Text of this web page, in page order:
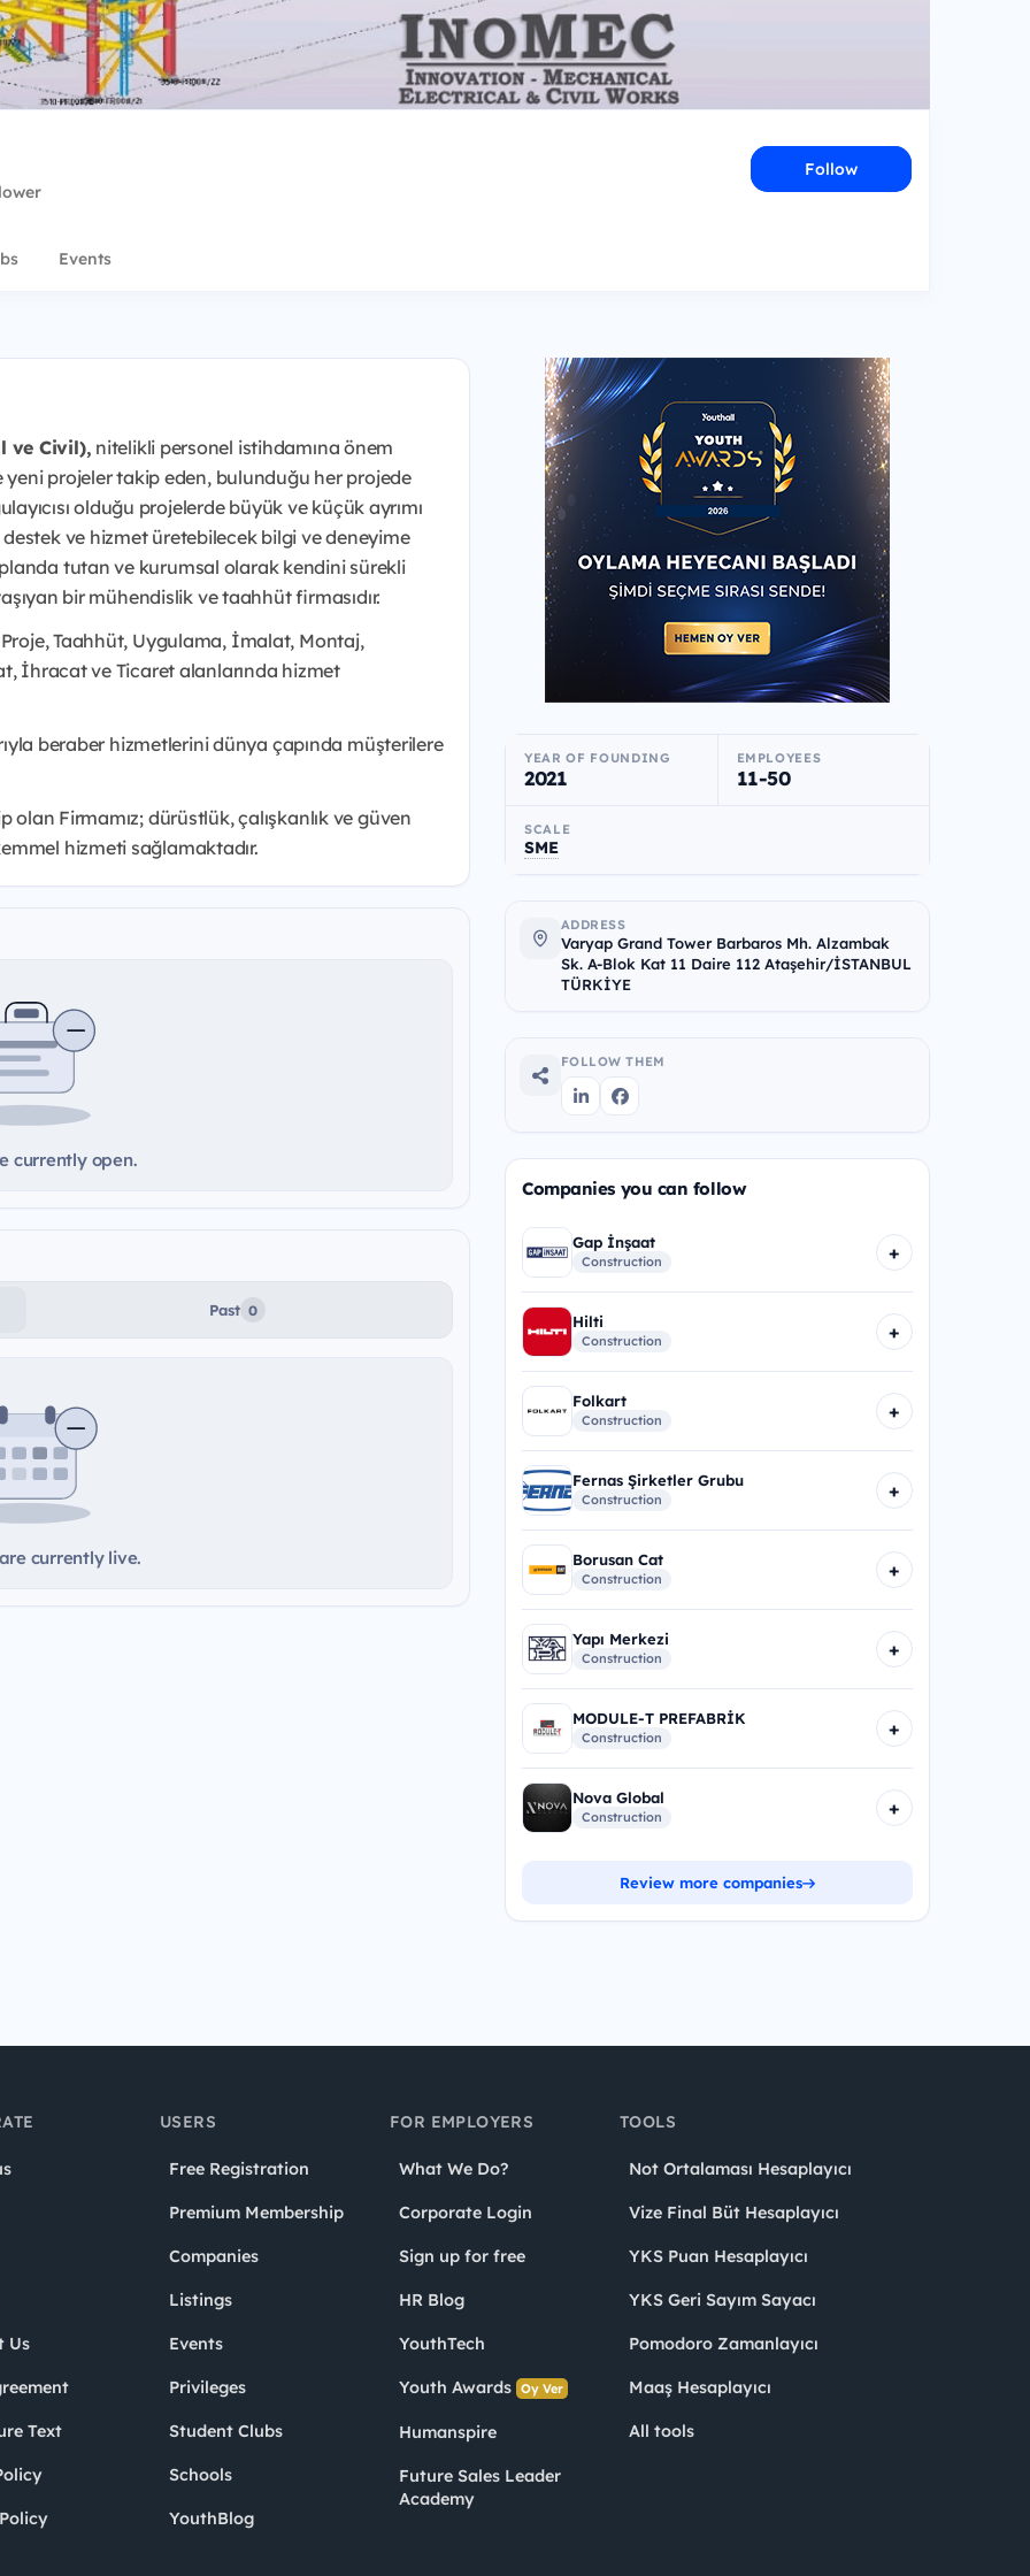
Follow
Events
ve Civil), nitelikli personel istihdamına önem
projeler takip eden, bulunduğu her projede
olduğu projelerde büyük ve küçük ayrımı
ve hizmet üretebilecek bilgi ve deneyime
tutan ve kurumsal olarak kendini sürekli
bir mühendislik ve taahhüt firmasıdır.
Taahhüt, Uygulama, İmalat, Montaj,
İhracat ve Ticaret alanlarında hizmet
beraber hizmetlerini dünya çapında müşterilere
Firmamız; dürüstlük, çalışkanlık ve güven
hizmeti sağlamaktadır.
currently open.
Past 0
currently live.
YEAR OF FOUNDING
2021
EMPLOYEES
11-50
SCALE
SME
ADDRESS
Varyap Grand Tower Barbaros Mh. Alzambak
Sk. A-Blok Kat 11 Daire 112 Ataşehir/İSTANBUL
TÜRKİYE
FOLLOW THEM
Companies you can follow
Gap İnşaat
Construction +
Hilti
Construction +
Folkart
Construction +
Fernas Şirketler Grubu
Construction +
Borusan Cat
Construction +
Yapı Merkezi
Construction +
MODULE-T PREFABRİK
Construction +
Nova Global
Construction +
Review more companies
Us
Text
USERS
Free Registration
Premium Membership
Companies
Listings
Events
Privileges
Student Clubs
Schools
YouthBlog
FOR EMPLOYERS
What We Do?
Corporate Login
Sign up for free
HR Blog
YouthTech
Youth Awards Oy Ver
Humanspire
Future Sales Leader
Academy
TOOLS
Not Ortalaması Hesaplayıcı
Vize Final Büt Hesaplayıcı
YKS Puan Hesaplayıcı
YKS Geri Sayım Sayacı
Pomodoro Zamanlayıcı
Maaş Hesaplayıcı
All tools